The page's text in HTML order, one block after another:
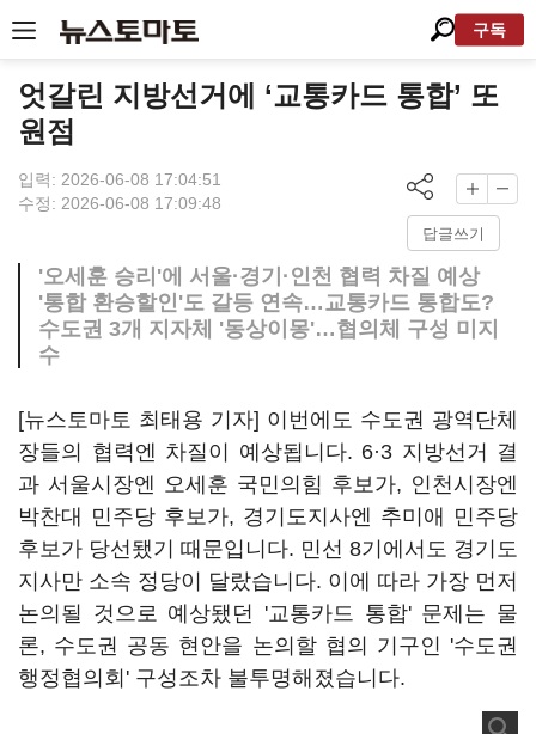
구독
엇갈린 지방선거에 ‘교통카드 통합’ 또
원점
입력: 2026-06-08 17:04:51
수정: 2026-06-08 17:09:48
답글쓰기
'오세훈 승리'에 서울·경기·인천 협력 차질 예상
'통합 환승할인'도 갈등 연속…교통카드 통합도?
수도권 3개 지자체 '동상이몽'…협의체 구성 미지
수
[뉴스토마토 최태용 기자] 이번에도 수도권 광역단체
장들의 협력엔 차질이 예상됩니다. 6·3 지방선거 결
과 서울시장엔 오세훈 국민의힘 후보가, 인천시장엔
박찬대 민주당 후보가, 경기도지사엔 추미애 민주당
후보가 당선됐기 때문입니다. 민선 8기에서도 경기도
지사만 소속 정당이 달랐습니다. 이에 따라 가장 먼저
논의될 것으로 예상됐던 '교통카드 통합' 문제는 물
론, 수도권 공동 현안을 논의할 협의 기구인 '수도권
행정협의회' 구성조차 불투명해졌습니다.